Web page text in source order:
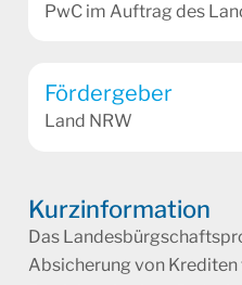
Kurzinformation
Das
Absicherung von
PwC im Auftrag des
Fördergeber
Land NRW